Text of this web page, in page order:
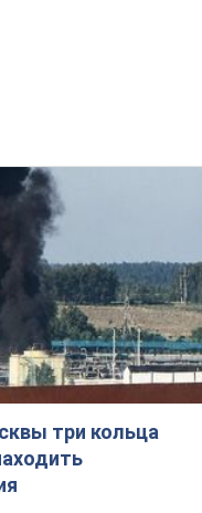
три кольца